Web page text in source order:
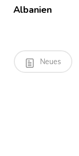
Albanien
Neues